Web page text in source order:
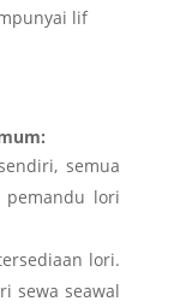
lif
semua
pemandu lori
lori.
sewa seawal